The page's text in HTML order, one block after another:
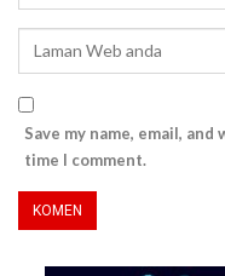
Save my name, email,
time I comment.